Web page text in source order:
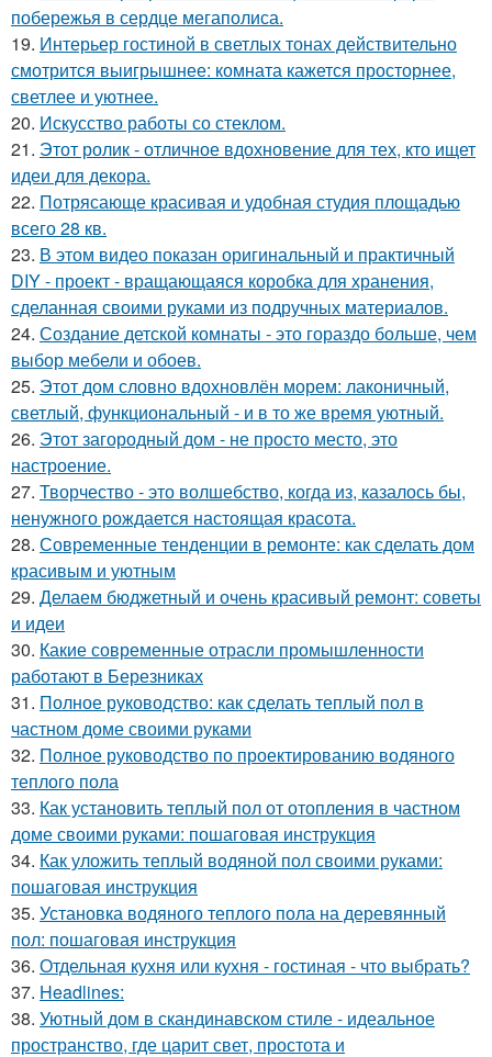
побережья в сердце мегаполиса.
19. Интерьер гостиной в светлых тонах действительно
смотрится выигрышнее: комната кажется просторнее,
светлее и уютнее.
20. Искусство работы со стеклом.
21. Этот ролик - отличное вдохновение для тех, кто ищет
идеи для декора.
22. Потрясающе красивая и удобная студия площадью
всего 28 кв.
23. В этом видео показан оригинальный и практичный
DIY - проект - вращающаяся коробка для хранения,
сделанная своими руками из подручных материалов.
24. Создание детской комнаты - это гораздо больше, чем
выбор мебели и обоев.
25. Этот дом словно вдохновлён морем: лаконичный,
светлый, функциональный - и в то же время уютный.
26. Этот загородный дом - не просто место, это
настроение.
27. Творчество - это волшебство, когда из, казалось бы,
ненужного рождается настоящая красота.
28. Современные тенденции в ремонте: как сделать дом
красивым и уютным
29. Делаем бюджетный и очень красивый ремонт: советы
и идеи
30. Какие современные отрасли промышленности
работают в Березниках
31. Полное руководство: как сделать теплый пол в
частном доме своими руками
32. Полное руководство по проектированию водяного
теплого пола
33. Как установить теплый пол от отопления в частном
доме своими руками: пошаговая инструкция
34. Как уложить теплый водяной пол своими руками:
пошаговая инструкция
35. Установка водяного теплого пола на деревянный
пол: пошаговая инструкция
36. Отдельная кухня или кухня - гостиная - что выбрать?
37. Headlines:
38. Уютный дом в скандинавском стиле - идеальное
пространство, где царит свет, простота и